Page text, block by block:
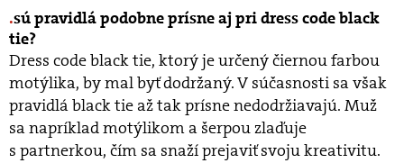
sú pravidlá podobne prísne aj pri dress code black
tie?
Dress code black tie, ktorý je určený čiernou farbou
motýlika, by mal byť dodržaný. V súčasnosti sa však
pravidlá black tie až tak prísne nedodržiavajú. Muž
sa napríklad motýlikom a šerpou zlaďuje
s partnerkou, čím sa snaží prejaviť svoju kreativitu.